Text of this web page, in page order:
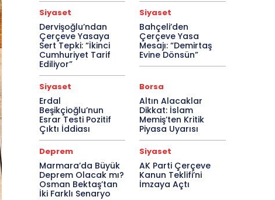
Siyaset
Dervişoğlu’ndan
Çerçeve Yasaya
Sert Tepki: “İkinci
Cumhuriyet Tarif
Ediliyor”
Siyaset
Bahçeli’den
Çerçeve Yasa
Mesajı: “Demirtaş
Evine Dönsün”
Siyaset
Erdal
Beşikçioğlu’nun
Esrar Testi Pozitif
Çıktı İddiası
Borsa
Altın Alacaklar
Dikkat: İslam
Memiş’ten Kritik
Piyasa Uyarısı
Deprem
Marmara’da Büyük
Deprem Olacak mı?
Osman Bektaş’tan
İki Farklı Senaryo
Siyaset
AK Parti Çerçeve
Kanun Teklifi’ni
İmzaya Açtı